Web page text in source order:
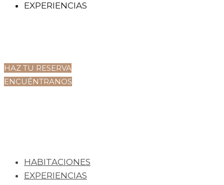
EXPERIENCIAS
HAZ TU RESERVA
ENCUÉNTRANOS
HABITACIONES
EXPERIENCIAS